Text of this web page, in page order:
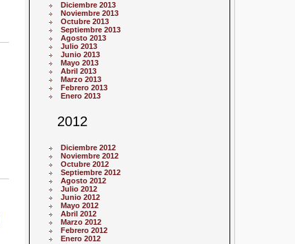
Diciembre 2013
Noviembre 2013
Octubre 2013
Septiembre 2013
Agosto 2013
Julio 2013
Junio 2013
Mayo 2013
Abril 2013
Marzo 2013
Febrero 2013
Enero 2013
2012
Diciembre 2012
Noviembre 2012
Octubre 2012
Septiembre 2012
Agosto 2012
Julio 2012
Junio 2012
Mayo 2012
Abril 2012
Marzo 2012
Febrero 2012
Enero 2012